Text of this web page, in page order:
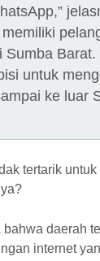
Sumba
untuk
ke luar
tertarik
bahwa daerah
internet